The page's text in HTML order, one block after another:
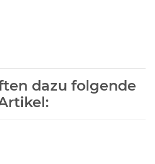
dazu folgende